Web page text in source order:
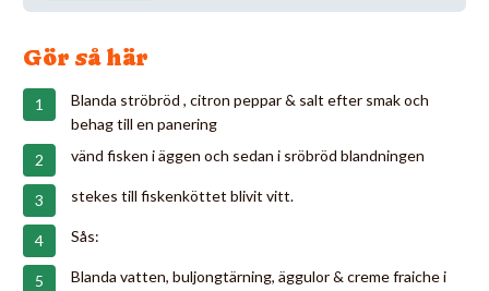
Gör så här
Blanda ströbröd , citron peppar & salt efter smak och
behag till en panering
vänd fisken i äggen och sedan i sröbröd blandningen
stekes till fiskenköttet blivit vitt.
Sås:
Blanda vatten, buljongtärning, äggulor & creme fraiche i